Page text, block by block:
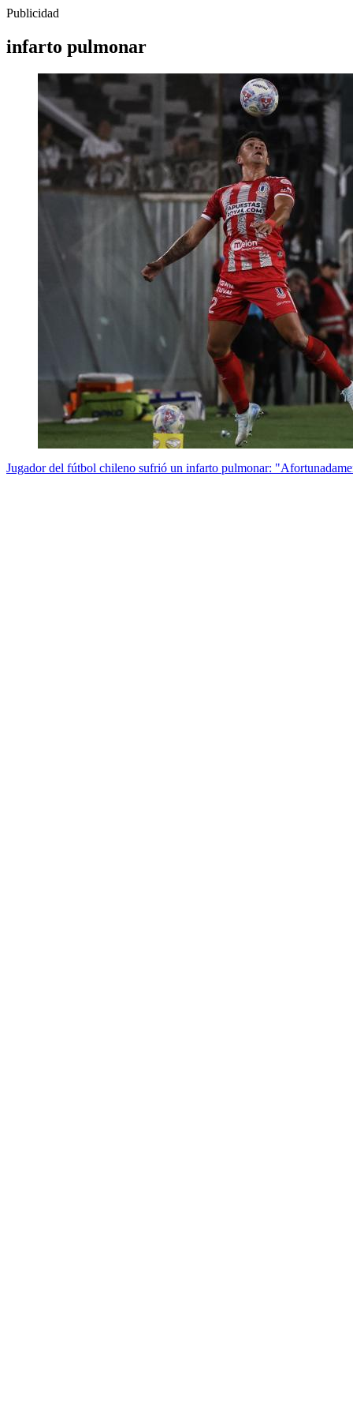
Publicidad
infarto pulmonar
Jugador del fútbol chileno sufrió un infarto pulmonar: